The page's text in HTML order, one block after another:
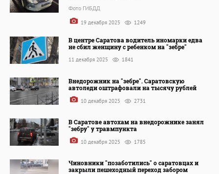
Фото ГИБДД
19 декабря 2025 1249
В центре Саратова водитель иномарки едва
не сбил женщину с ребенком на "зебре"
11 декабря 2025 1841
Внедорожник на "зебре". Саратовскую
автоледи оштрафовали на тысячу рублей
10 декабря 2025 2731
В Саратове автохам на внедорожнике занял
"зебру" у травмпункта
10 декабря 2025 1785
Чиновники "позаботились" о саратовцах и
закрыли пешеходный переход забором